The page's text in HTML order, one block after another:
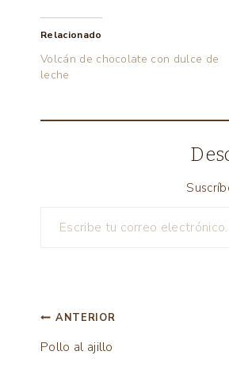
Relacionado
Volcán de chocolate con dulce de
leche
Navegación
ANTERIOR
Pollo al ajillo